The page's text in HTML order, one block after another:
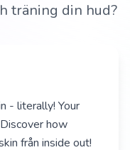
träning din hud?
- literally! Your
how
från inside out!